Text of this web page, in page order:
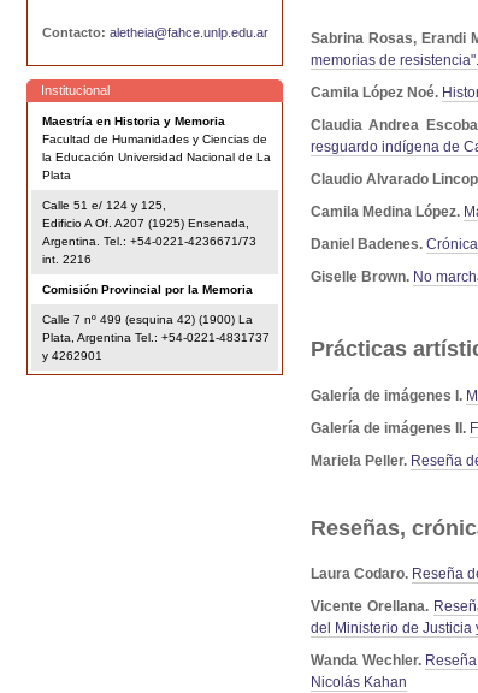
Contacto: aletheia@fahce.unlp.edu.ar
Institucional
Maestría en Historia y Memoria
Facultad de Humanidades y Ciencias de
la Educación Universidad Nacional de La
Plata
Calle 51 e/ 124 y 125,
Edificio A Of. A207 (1925) Ensenada,
Argentina. Tel.: +54-0221-4236671/73
int. 2216
Comisión Provincial por la Memoria
Calle 7 nº 499 (esquina 42) (1900) La
Plata, Argentina Tel.: +54-0221-4831737
y 4262901
Sabrina Rosas, Erandi
memorias de resistencia".
Camila López Noé.
Claudia Andrea
resguardo indígena de
Claudio Alvarado
Camila Medina López.
Daniel Badenes.
Giselle Brown. No
Prácticas
Galería de imágenes I.
Galería de imágenes II.
Mariela Peller. Reseña
Reseñas,
Laura Codaro. Reseña
Vicente Orellana.
del Ministerio de Justicia
Wanda Wechler.
Nicolás Kahan